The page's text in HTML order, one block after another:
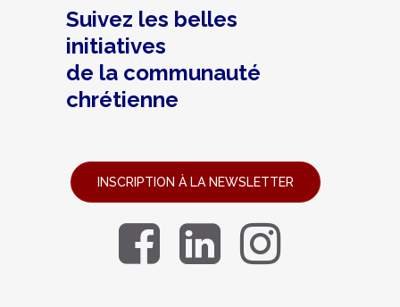
Suivez les belles
initiatives
de la communauté
chrétienne
INSCRIPTION À LA NEWSLETTER